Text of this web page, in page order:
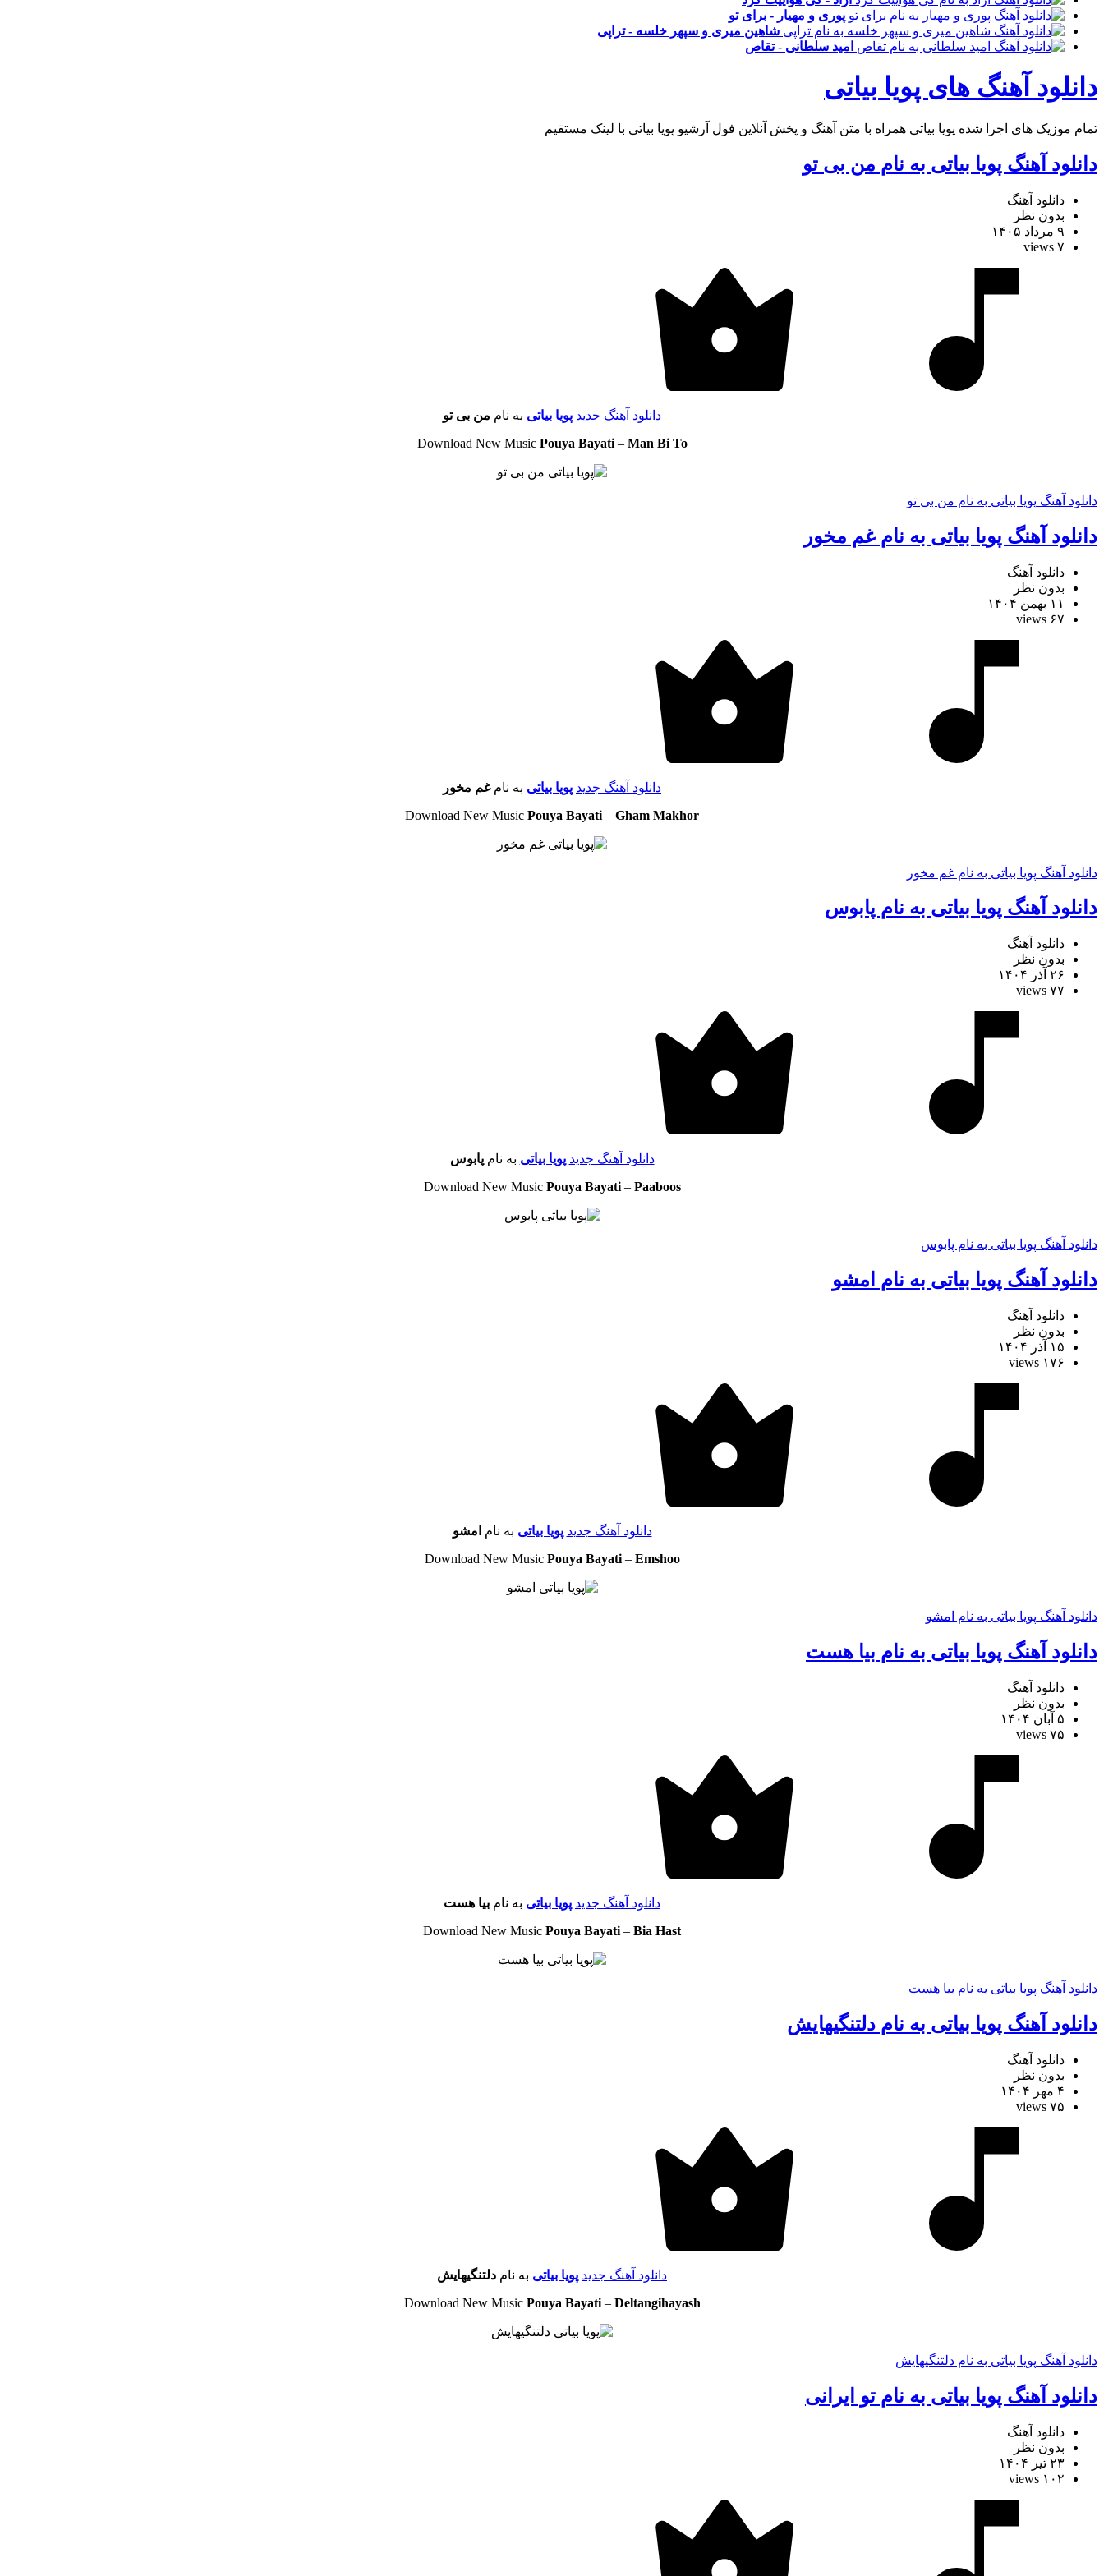
پوری و مهیار - برای تو
شاهین میری و سپهر خلسه - تراپی
امید سلطانی - تقاص
دانلود آهنگ های پویا بیاتی
تمام موزیک های اجرا شده پویا بیاتی همراه با متن آهنگ و پخش آنلاین فول آرشیو پویا بیاتی با لینک مستقیم
دانلود آهنگ پویا بیاتی به نام من بی تو
دانلود آهنگ
بدون نظر
۹ مرداد ۱۴۰۵
۷ views
دانلود آهنگ جدید پویا بیاتی به نام من بی تو
Download New Music Pouya Bayati– Man Bi To
دانلود آهنگ پویا بیاتی به نام من بی تو
دانلود آهنگ پویا بیاتی به نام غم مخور
دانلود آهنگ
بدون نظر
۱۱ بهمن ۱۴۰۴
۶۷ views
دانلود آهنگ جدید پویا بیاتی به نامغم مخور
Download New Music Pouya Bayati – Gham Makhor
دانلود آهنگ پویا بیاتی به نام غم مخور
دانلود آهنگ پویا بیاتی به نام پابوس
دانلود آهنگ
بدون نظر
۲۶ آذر ۱۴۰۴
۷۷ views
دانلود آهنگ جدید پویا بیاتی به نامپابوس
Download New Music Pouya Bayati– Paaboos
دانلود آهنگ پویا بیاتی به نام پابوس
دانلود آهنگ پویا بیاتی به نام امشو
دانلود آهنگ
بدون نظر
۱۵ آذر ۱۴۰۴
۱۷۶ views
دانلود آهنگ جدید پویا بیاتی به نام امشو
Download New Music Pouya Bayati– Emshoo
دانلود آهنگ پویا بیاتی به نام امشو
دانلود آهنگ پویا بیاتی به نام بیا هست
دانلود آهنگ
بدون نظر
۵ آبان ۱۴۰۴
۷۵ views
دانلود آهنگ جدید پویا بیاتی به نام بیا هست
Download New Music Pouya Bayati – Bia Hast
دانلود آهنگ پویا بیاتی به نام بیا هست
دانلود آهنگ پویا بیاتی به نام دلتنگیهایش
دانلود آهنگ
بدون نظر
۴ مهر ۱۴۰۴
۷۵ views
دانلود آهنگ جدید پویا بیاتی به نام دلتنگیهایش
Download New Music Pouya Bayati– Deltangihayash
دانلود آهنگ پویا بیاتی به نام دلتنگیهایش
دانلود آهنگ پویا بیاتی به نام تو ایرانی
دانلود آهنگ
بدون نظر
۲۳ تیر ۱۴۰۴
۱۰۲ views